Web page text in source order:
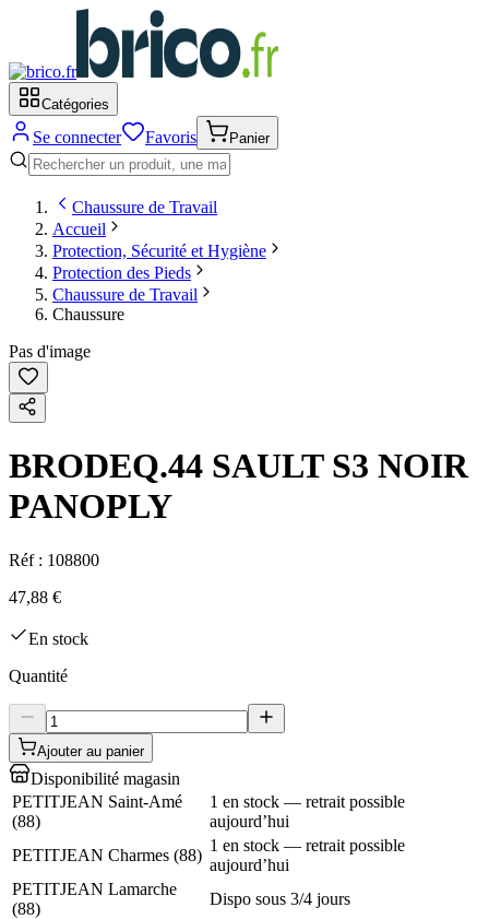
Catégories
Se connecter Favoris Panier
Chaussure de Travail
Accueil
Protection, Sécurité et Hygiène
Protection des Pieds
Chaussure de Travail
Chaussure
Pas d'image
BRODEQ.44 SAULT S3 NOIR
PANOPLY
Réf : 108800
47,88 €
En stock
Quantité
Ajouter au panier
Disponibilité magasin
PETITJEAN Saint-Amé
(88)
1 en stock — retrait possible
aujourd’hui
PETITJEAN Charmes (88)
1 en stock — retrait possible
aujourd’hui
PETITJEAN Lamarche
(88)
Dispo sous 3/4 jours